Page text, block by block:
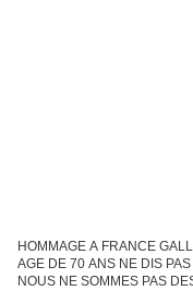
HOMMAGE A FRANCE
AGE DE 70 ANS NE DIS
NOUS NE SOMMES PAS